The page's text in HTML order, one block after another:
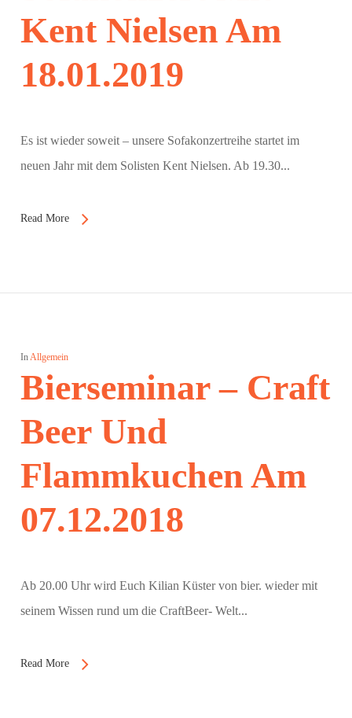
Kent Nielsen Am
18.01.2019
Es ist wieder soweit – unsere Sofakonzertreihe startet im
neuen Jahr mit dem Solisten Kent Nielsen. Ab 19.30...
Read More
InAllgemein
Bierseminar – Craft
Beer Und
Flammkuchen Am
07.12.2018
Ab 20.00 Uhr wird Euch Kilian Küster von bier. wieder mit
seinem Wissen rund um die CraftBeer- Welt...
Read More